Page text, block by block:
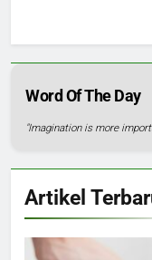
Word Of The Day
"Imagination is more
Artikel